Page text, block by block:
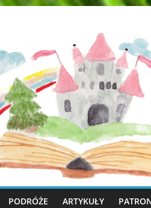
PODRÓŻE ARTYKUŁY